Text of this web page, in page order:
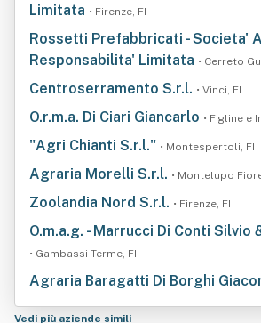
Limitata • Firenze, FI
Rossetti Prefabbricati - Societa' A
Responsabilita' Limitata • Cerreto
Centroserramento S.r.l. • Vinci, FI
O.r.m.a. Di Ciari Giancarlo • Figline e
"Agri Chianti S.r.l." • Montespertoli, FI
Agraria Morelli S.r.l. • Montelupo
Zoolandia Nord S.r.l. • Firenze, FI
O.m.a.g. - Marrucci Di Conti Silvio
• Gambassi Terme, FI
Agraria Baragatti Di Borghi
Vedi più aziende simili